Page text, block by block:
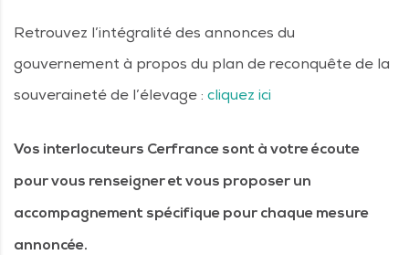
Retrouvez l’intégralité des annonces du
gouvernement à propos du plan de reconquête de la
souveraineté de l’élevage : cliquez ici
Vos interlocuteurs Cerfrance sont à votre écoute
pour vous renseigner et vous proposer un
accompagnement spécifique pour chaque mesure
annoncée.